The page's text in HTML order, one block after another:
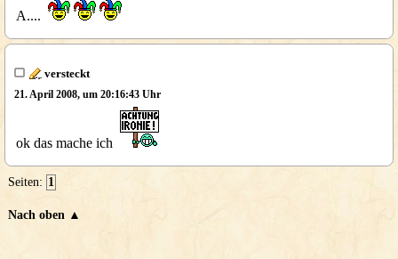
A....
versteckt
21. April 2008, um 20:16:43 Uhr
ok das mache ich
Seiten: 1
Nach oben ▲